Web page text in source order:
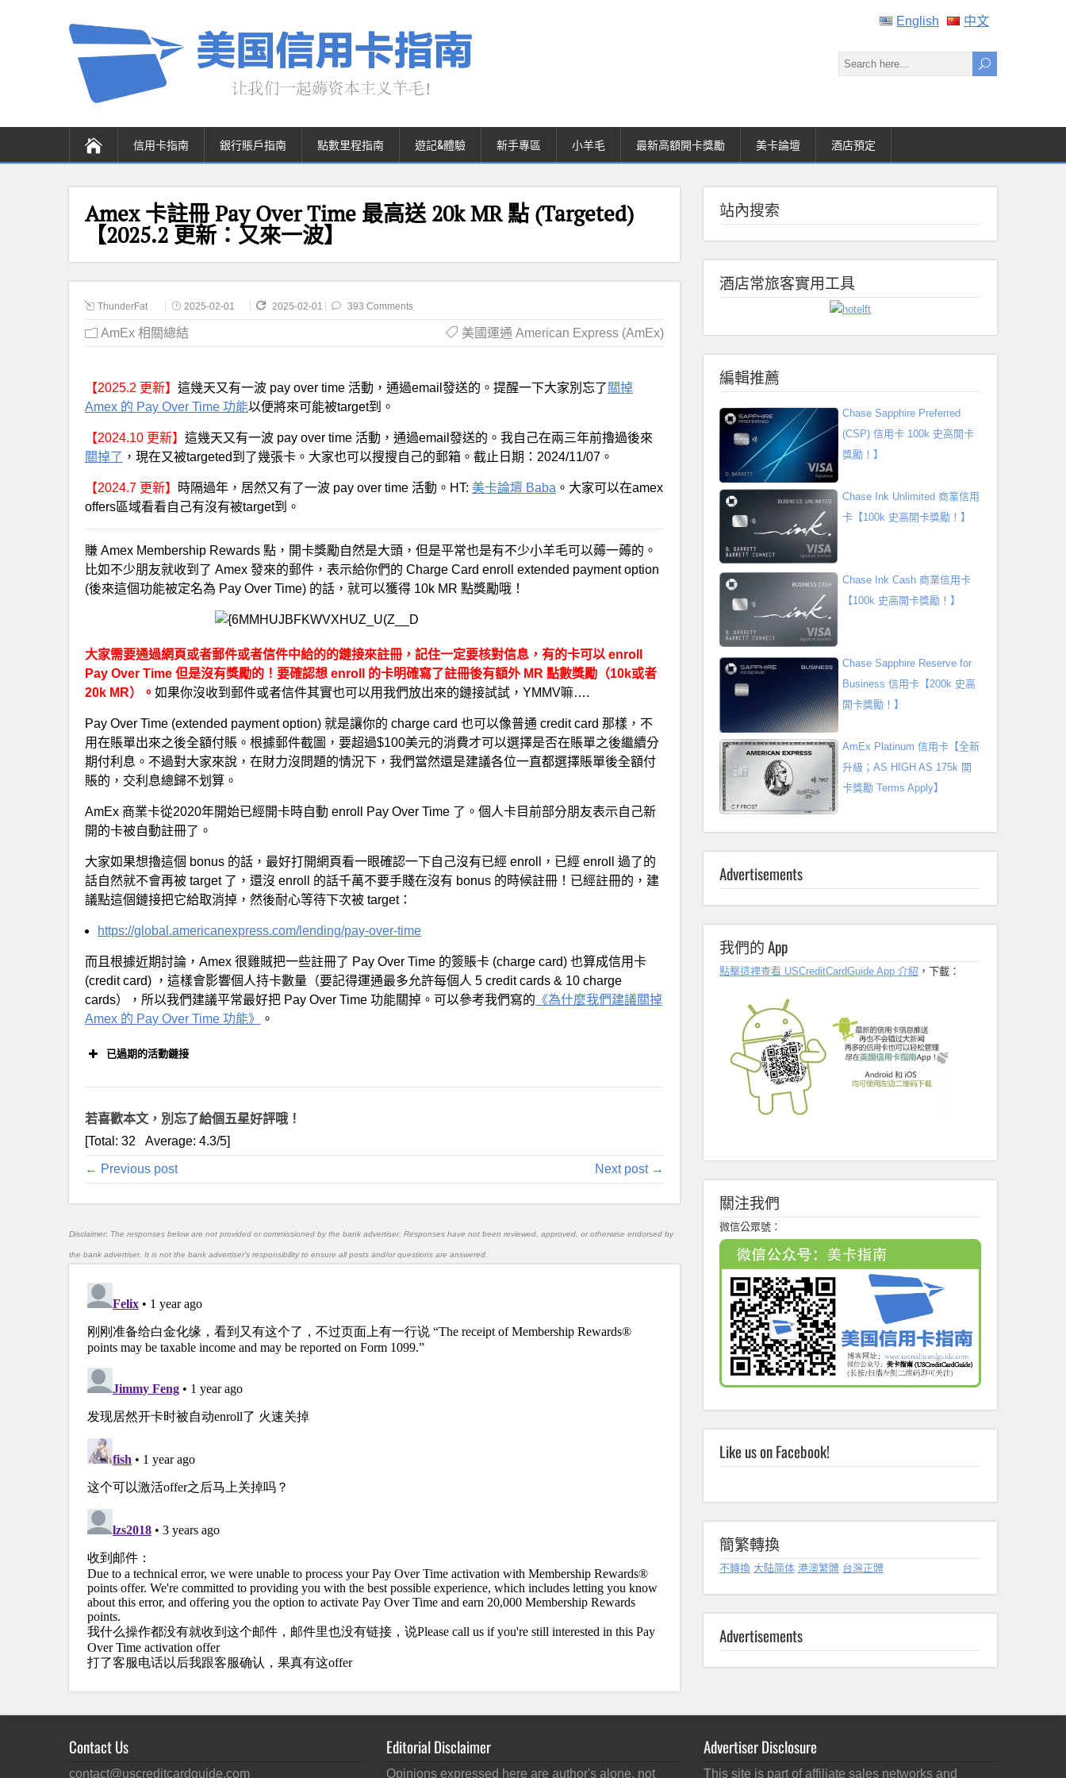
English 中文
信用卡指南 銀行賬戶指南 點數里程指南 遊記&體驗 新手專區 小羊毛 最新高額開卡獎勵 美卡論壇 酒店預定
Amex 卡註冊 Pay Over Time 最高送 20k MR 點 (Targeted)
【2025.2 更新：又來一波】
ThunderFat 2025-02-01 2025-02-01 393 Comments
AmEx 相關總結 美國運通 American Express (AmEx)
【2025.2 更新】 這幾天又有一波 pay over time 活動，通過email發送的。提醒一下大家別忘了 關掉
Amex 的 Pay Over Time 功能以便將來可能被target到。
【2024.10 更新】 這幾天又有一波 pay over time 活動，通過email發送的。我自己在兩三年前擼過後來
關掉了 ，現在又被targeted到了幾張卡。大家也可以搜搜自己的郵箱。截止日期：2024/11/07。
【2024.7 更新】 時隔過年，居然又有了一波 pay over time 活動。HT: 美卡論壇 Baba 。大家可以在amex
offers區域看看自己有沒有被target到。
賺 Amex Membership Rewards 點，開卡獎勵自然是大頭，但是平常也是有不少小羊毛可以薅一薅的。
比如不少朋友就收到了 Amex 發來的郵件，表示給你們的 Charge Card enroll extended payment option
(後來這個功能被定名為 Pay Over Time) 的話，就可以獲得 10k MR 點獎勵哦！
大家需要通過網頁或者郵件或者信件中給的的鏈接來註冊，記住一定要核對信息，有的卡可以 enroll
Pay Over Time 但是沒有獎勵的！要確認想 enroll 的卡明確寫了註冊後有額外 MR 點數獎勵（10k或者
20k MR）。 如果你沒收到郵件或者信件其實也可以用我們放出來的鏈接試試，YMMV嘛….
Pay Over Time (extended payment option) 就是讓你的 charge card 也可以像普通 credit card 那樣，不
用在賬單出來之後全額付賬。根據郵件截圖，要超過$100美元的消費才可以選擇是否在賬單之後繼續分
期付利息。不過對大家來說，在財力沒問題的情況下，我們當然還是建議各位一直都選擇賬單後全額付
賬的，交利息總歸不划算。
AmEx 商業卡從2020年開始已經開卡時自動 enroll Pay Over Time 了。個人卡目前部分朋友表示自己新
開的卡被自動註冊了。
大家如果想擼這個 bonus 的話，最好打開網頁看一眼確認一下自己沒有已經 enroll，已經 enroll 過了的
話自然就不會再被 target 了，還沒 enroll 的話千萬不要手賤在沒有 bonus 的時候註冊！已經註冊的，建
議點這個鏈接把它給取消掉，然後耐心等待下次被 target：
https://global.americanexpress.com/lending/pay-over-time
而且根據近期討論，Amex 很雞賊把一些註冊了 Pay Over Time 的簽賬卡 (charge card) 也算成信用卡
(credit card) ，這樣會影響個人持卡數量（要記得運通最多允許每個人 5 credit cards & 10 charge
cards），所以我們建議平常最好把 Pay Over Time 功能關掉。可以參考我們寫的 《為什麼我們建議關掉
Amex 的 Pay Over Time 功能》
。
已過期的活動鏈接
https://global.americanexpress.com/lending/activatepayovertime
https://americanexpress.com/activatenow41
若喜歡本文，別忘了給個五星好評哦！
[Total: 32 Average: 4.3/5]
← Previous post Next post →
Disclaimer: The responses below are not provided or commissioned by the bank advertiser. Responses have not been reviewed, approved, or otherwise endorsed by
the bank advertiser. It is not the bank advertiser's responsibility to ensure all posts and/or questions are answered.
站內搜索
酒店常旅客實用工具
編輯推薦
Chase Sapphire Preferred
(CSP) 信用卡 100k 史高開卡
獎勵！】
Chase Ink Unlimited 商業信用
卡【100k 史高開卡獎勵！】
Chase Ink Cash 商業信用卡
【100k 史高開卡獎勵！】
Chase Sapphire Reserve for
Business 信用卡【200k 史高
開卡獎勵！】
AmEx Platinum 信用卡【全新
升級；AS HIGH AS 175k 開
卡獎勵 Terms Apply】
Advertisements
我們的 App
點擊這裡查看 USCreditCardGuide App 介紹 ，下載：
關注我們
微信公眾號：
Like us on Facebook!
簡繁轉換
不轉換 大陆简体 港澳繁體 台灣正體
Advertisements
Contact Us
contact@uscreditcardguide.com
Editorial Disclaimer
Opinions expressed here are author's alone, not
Advertiser Disclosure
This site is part of affiliate sales networks and